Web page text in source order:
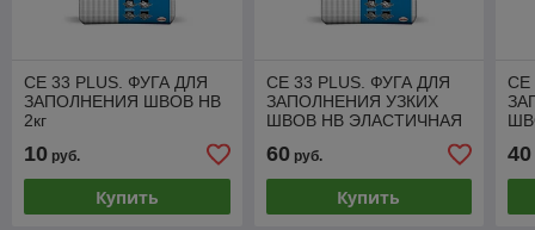
CE 33 PLUS. ФУГА ДЛЯ
ЗАПОЛНЕНИЯ ШВОВ НВ
2кг
10 руб.
Купить
CE 33 PLUS. ФУГА ДЛЯ
ЗАПОЛНЕНИЯ УЗКИХ
ШВОВ НВ ЭЛАСТИЧНАЯ
60руб.
Купить
40